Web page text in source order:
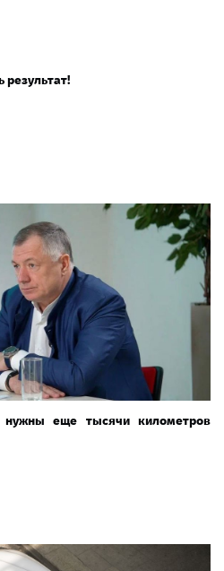
нужны еще тысячи километров